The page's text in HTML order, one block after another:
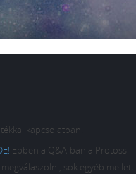
kapcsolatban.
Ebben a Q&A-ban a Protoss
sok egyéb mellett.